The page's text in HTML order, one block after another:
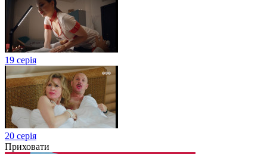
19 серія
20 серія
Приховати